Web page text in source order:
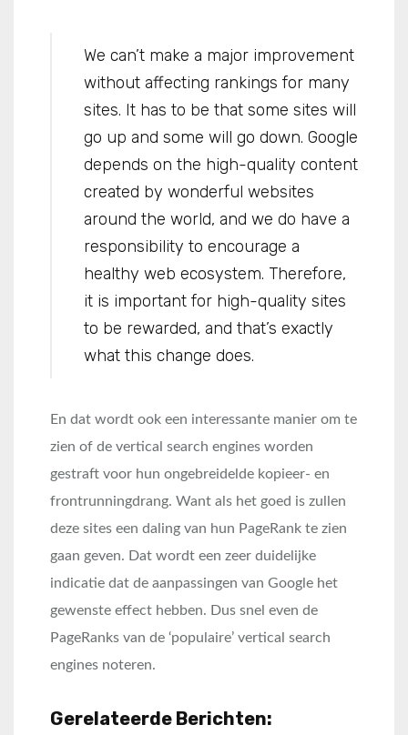
We can’t make a major improvement
without affecting rankings for many
sites. It has to be that some sites will
go up and some will go down. Google
depends on the high-quality content
created by wonderful websites
around the world, and we do have a
responsibility to encourage a
healthy web ecosystem. Therefore,
it is important for high-quality sites
to be rewarded, and that’s exactly
what this change does.
En dat wordt ook een interessante manier om te
zien of de vertical search engines worden
gestraft voor hun ongebreidelde kopieer- en
frontrunningdrang. Want als het goed is zullen
deze sites een daling van hun PageRank te zien
gaan geven. Dat wordt een zeer duidelijke
indicatie dat de aanpassingen van Google het
gewenste effect hebben. Dus snel even de
PageRanks van de ‘populaire’ vertical search
engines noteren.
Gerelateerde Berichten: